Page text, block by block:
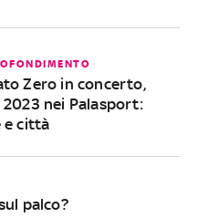
Zero in concerto,
nei Palasport:
e città
palco?